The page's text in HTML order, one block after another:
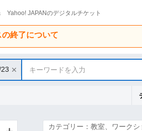
Yahoo! JAPANのデジタルチケット
終了について
キーワードを入力
カテゴリー：教室、ワークシ